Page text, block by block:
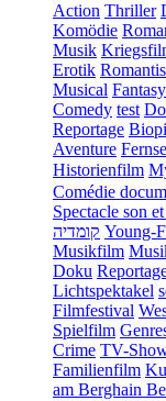
Action Thriller
Komödie
Musik
Erotik
Musical Fantasy
Comedy test
Reportage
Aventure
Historienfilm
Comédie
Spectacle son
קומדיה Young-
Musikfilm
Doku
Lichtspektakel
Filmfestival
Spielfilm
Crime TV-
Familienfilm
am Berghain